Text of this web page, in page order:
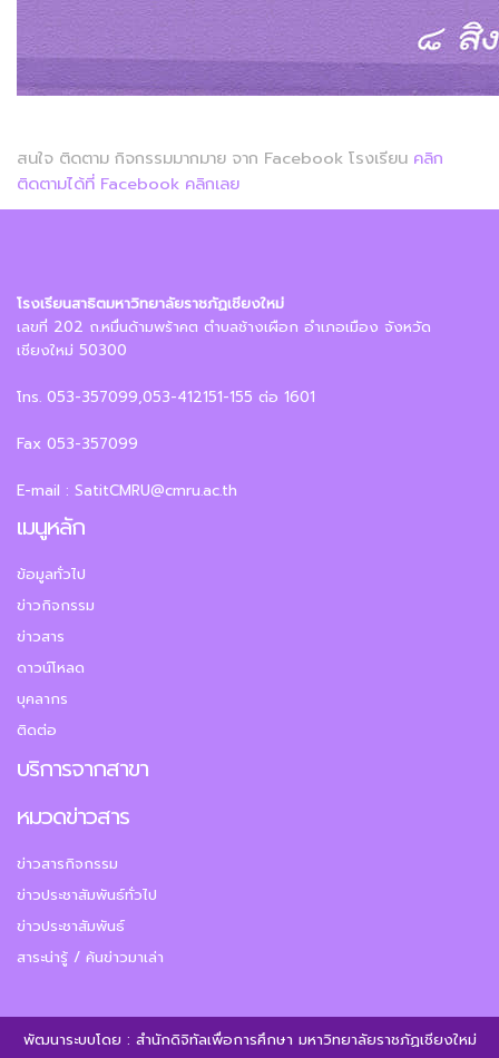
สนใจ ติดตาม กิจกรรมมากมาย จาก Facebook โรงเรียน คลิก
ติดตามได้ที่ Facebook คลิกเลย
โรงเรียนสาธิตมหาวิทยาลัยราชภัฏเชียงใหม่
เลขที่ 202 ถ.หมื่นด้ามพร้าคต ตำบลช้างเผือก อำเภอเมือง จังหวัด
เชียงใหม่ 50300
โทร. 053-357099,053-412151-155 ต่อ 1601
Fax 053-357099
E-mail : SatitCMRU@cmru.ac.th
เมนูหลัก
ข้อมูลทั่วไป
ข่าวกิจกรรม
ข่าวสาร
ดาวน์โหลด
บุคลากร
ติดต่อ
บริการจากสาขา
หมวดข่าวสาร
ข่าวสารกิจกรรม
ข่าวประชาสัมพันธ์ทั่วไป
ข่าวประชาสัมพันธ์
สาระน่ารู้ / ค้นข่าวมาเล่า
พัฒนาระบบโดย : สำนักดิจิทัลเพื่อการศึกษา มหาวิทยาลัยราชภัฏเชียงใหม่